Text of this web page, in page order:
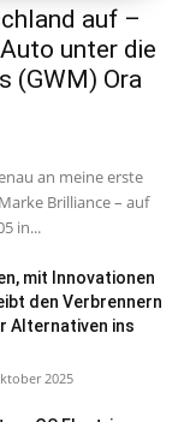
auf –
unter die
(GWM) Ora
an meine erste
Brilliance – auf
in...
mit Innovationen
den Verbrennern
Alternativen ins
2025